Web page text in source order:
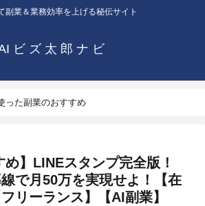
副業＆業務効率を上げる秘伝サイト
ビ ズ 太 郎 ナ ビ
った副業のおすすめ
め】LINEスタンプ完全版！
で月50万を実現せよ！【在
リーランス】【AI副業】